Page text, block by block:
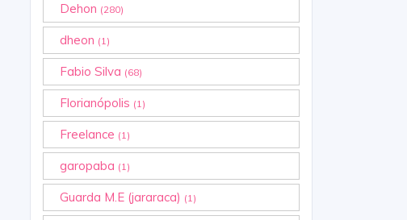
Dehon (280)
dheon (1)
Fabio Silva (68)
Florianópolis (1)
Freelance (1)
garopaba (1)
Guarda M.E (jararaca) (1)